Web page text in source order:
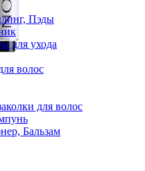
Пэды
для ухода
волос
для волос
Бальзам